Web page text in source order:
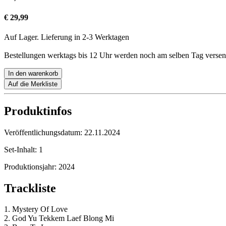
€ 29,99
Auf Lager. Lieferung in 2-3 Werktagen
Bestellungen werktags bis 12 Uhr werden noch am selben Tag
In den warenkorb
Auf die Merkliste
Produktinfos
Veröffentlichungsdatum: 22.11.2024
Set-Inhalt: 1
Produktionsjahr: 2024
Trackliste
1. Mystery Of Love
2. God Yu Tekkem Laef Blong Mi